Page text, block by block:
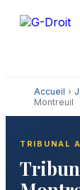
Accueil ›
Montreuil
TRIBUNAL